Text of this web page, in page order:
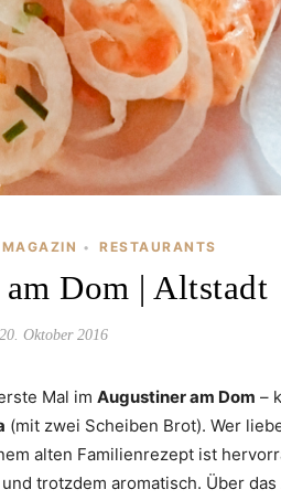
MAGAZIN • RESTAURANTS
Dom | Altstadt
20. Oktober 2016
Mal im Augustiner am Dom –
(mit zwei Scheiben Brot). Wer
alten Familienrezept ist
trotzdem aromatisch. Über